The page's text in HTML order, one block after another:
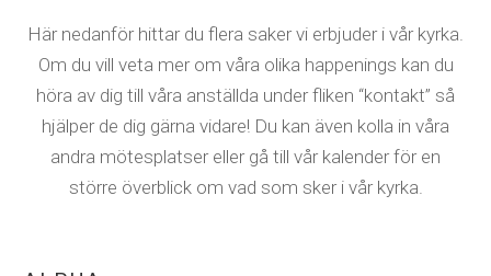
Här nedanför hittar du flera saker vi erbjuder i vår kyrka.
Om du vill veta mer om våra olika happenings kan du
höra av dig till våra anställda under fliken “kontakt” så
hjälper de dig gärna vidare! Du kan även kolla in våra
andra mötesplatser eller gå till vår kalender för en
större överblick om vad som sker i vår kyrka.